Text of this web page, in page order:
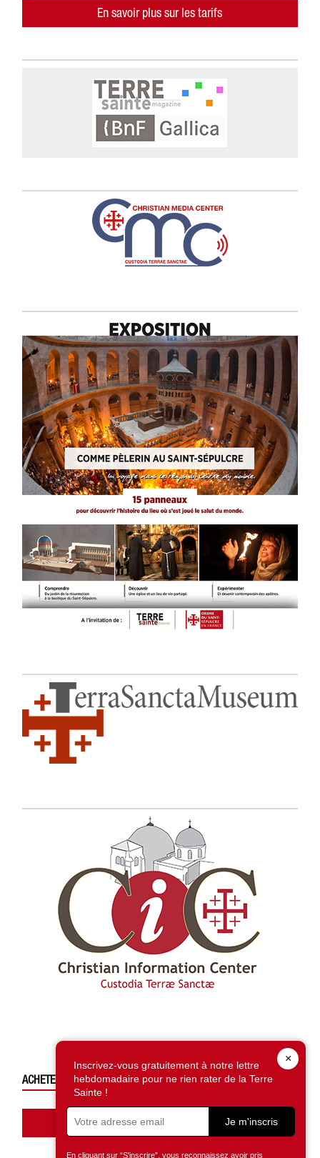
En savoir plus sur les tarifs
ACHETEZ CE NUMÉRO
Accédez à la boutique
×
Inscrivez-vous gratuitement à notre lettre
hebdomadaire pour ne rien rater de la Terre
Sainte !
Je m'inscris
En cliquant sur “S'inscrire”, vous reconnaissez avoir pris